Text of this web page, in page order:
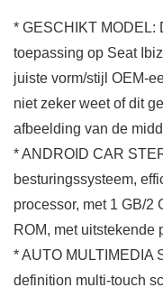
* GESCHIKT MODEL:
toepassing op Seat
juiste vorm/stijl OEM-
niet zeker weet of dit
afbeelding van de
* ANDROID CAR
besturingssysteem,
processor, met 1 GB/2
ROM, met uitstekende
* AUTO MULTIMEDIA
definition multi-touch